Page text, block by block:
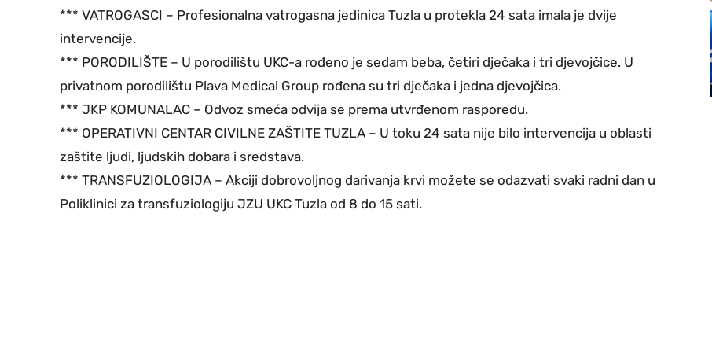
*** VATROGASCI – Profesionalna vatrogasna jedinica Tuzla u protekla 24 sata imala je dvije
intervencije.
*** PORODILIŠTE – U porodilištu UKC-a rođeno je sedam beba, četiri dječaka i tri djevojčice. U
privatnom porodilištu Plava Medical Group rođena su tri dječaka i jedna djevojčica.
*** JKP KOMUNALAC – Odvoz smeća odvija se prema utvrđenom rasporedu.
*** OPERATIVNI CENTAR CIVILNE ZAŠTITE TUZLA – U toku 24 sata nije bilo intervencija u oblasti
zaštite ljudi, ljudskih dobara i sredstava.
*** TRANSFUZIOLOGIJA – Akciji dobrovoljnog darivanja krvi možete se odazvati svaki radni dan u
Poliklinici za transfuziologiju JZU UKC Tuzla od 8 do 15 sati.